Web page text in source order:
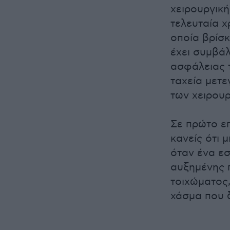
τελευταία
οποία
έχει
ασφάλειας
ταχεία
των
Σε πρώτο
κανείς ότι
όταν ένα
αυξημένης
χάσμα που